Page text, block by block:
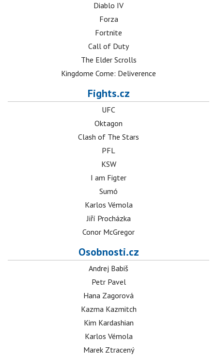
Diablo IV
Forza
Fortnite
Call of Duty
The Elder Scrolls
Kingdome Come: Deliverence
Fights.cz
UFC
Oktagon
Clash of The Stars
PFL
KSW
I am Figter
Sumó
Karlos Vémola
Jiří Procházka
Conor McGregor
Osobnosti.cz
Andrej Babiš
Petr Pavel
Hana Zagorová
Kazma Kazmitch
Kim Kardashian
Karlos Vémola
Marek Ztracený